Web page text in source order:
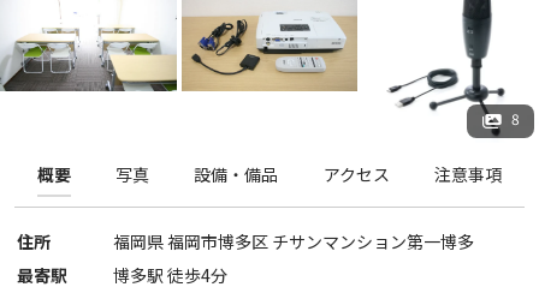
8
概要 写真 設備・備品 アクセス 注意事項
住所 福岡県福岡市博多区 チサンマンション第一博多
最寄駅
博多駅 徒歩4分